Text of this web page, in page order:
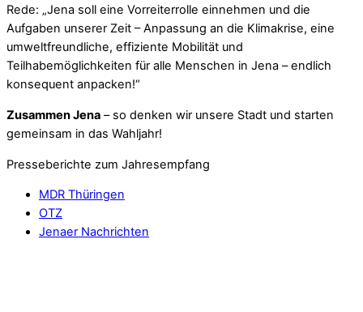
Rede: „Jena soll eine Vorreiterrolle einnehmen und die
Aufgaben unserer Zeit – Anpassung an die Klimakrise, eine
umweltfreundliche, effiziente Mobilität und
Teilhabemöglichkeiten für alle Menschen in Jena – endlich
konsequent anpacken!“
Zusammen Jena – so denken wir unsere Stadt und starten
gemeinsam in das Wahljahr!
Presseberichte zum Jahresempfang
MDR Thüringen
OTZ
Jenaer Nachrichten